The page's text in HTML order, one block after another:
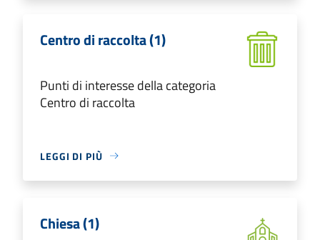
Centro di raccolta (1)
Punti di interesse della categoria
Centro di raccolta
LEGGI DI PIÙ
Chiesa (1)